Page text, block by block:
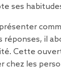
ses
il
Cette
chez les